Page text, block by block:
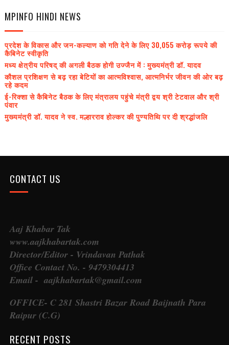
MPINFO HINDI NEWS
प्रदेश के विकास और जन-कल्याण को गति देने के लिए 30,055 करोड़ रूपये की
कैबिनेट स्वीकृति
मध्य क्षेत्रीय परिषद् की अगली बैठक होगी उज्जैन में : मुख्यमंत्री डॉ. यादव
कौशल प्रशिक्षण से बढ़ रहा बेटियों का आत्मविश्वास, आत्मनिर्भर जीवन की ओर बढ़
रहे कदम
ई-रिक्शा से कैबिनेट बैठक के लिए मंत्रालय पहुंचे मंत्री द्वय श्री टेटवाल और श्री
पंवार
मुख्यमंत्री डॉ. यादव ने स्व. मल्हारराव होल्कर की पुण्यतिथि पर दी श्रद्धांजलि
CONTACT US
Aaj Khabar Tak
www.aajkhabartak.com
Director/Editor - Vrindavan Pathak
Office Contact No. - 9479304413
Email - aajkhabartak@gmail.com
OFFICE- C 281 Shastri Bazar Road Baijnath Para
Raipur (C.G)
RECENT POSTS